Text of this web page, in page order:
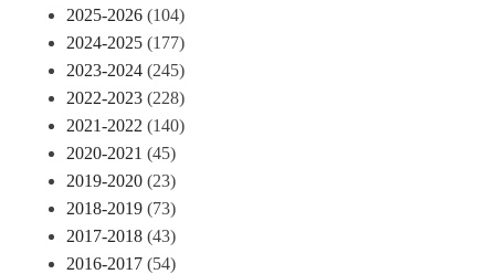
2025-2026 (104)
2024-2025 (177)
2023-2024 (245)
2022-2023 (228)
2021-2022 (140)
2020-2021 (45)
2019-2020 (23)
2018-2019 (73)
2017-2018 (43)
2016-2017 (54)